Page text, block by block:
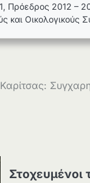
Πρόεδρος 2012 –
και Οικολογικούς
Στοχευμένοι